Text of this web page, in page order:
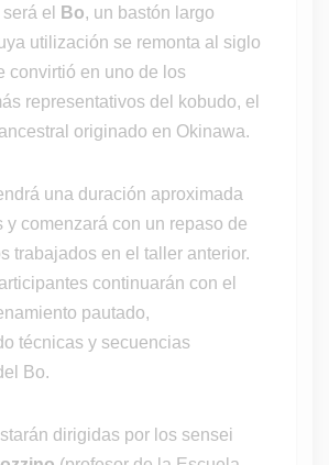
el
Bo, un bastón largo
utilización se remonta al siglo
convirtió en uno de los
representativos del kobudo, el
originado en Okinawa.
una duración aproximada
y comenzará con un repaso de
trabajados en el taller anterior.
continuarán con el
pautado,
técnicas y secuencias
Bo.
dirigidas por los sensei